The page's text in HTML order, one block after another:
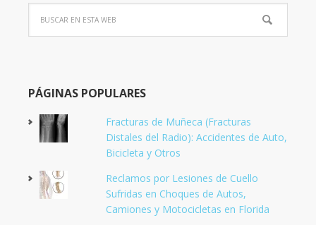
PÁGINAS POPULARES
Fracturas de Muñeca (Fracturas
Distales del Radio): Accidentes de Auto,
Bicicleta y Otros
Reclamos por Lesiones de Cuello
Sufridas en Choques de Autos,
Camiones y Motocicletas en Florida